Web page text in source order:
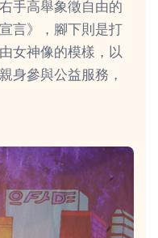
手高舉象徵自由的
言》，腳下則是打
女神像的模樣，以
身參與公益服務，